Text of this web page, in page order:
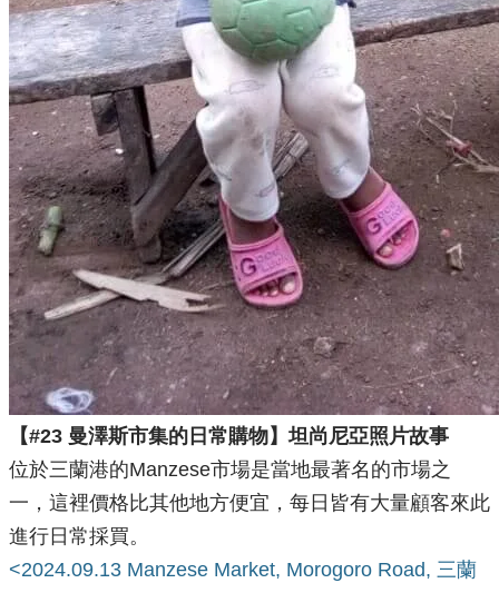
【#23 曼澤斯市集的日常購物】坦尚尼亞照片故事
位於三蘭港的Manzese市場是當地最著名的市場之
一，這裡價格比其他地方便宜，每日皆有大量顧客來此
進行日常採買。
<2024.09.13 Manzese Market, Morogoro Road, 三蘭